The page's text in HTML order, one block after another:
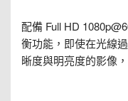
配備 Full HD
衡功能，即使在光線
晰度與明亮度的影像